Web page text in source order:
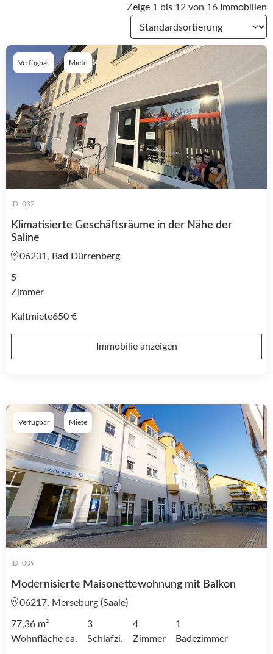
Zeige 1 bis 12 von 16 Immobilien
Verfügbar Miete
ID: 032
Klimatisierte Geschäftsräume in der Nähe der
Saline
06231, Bad Dürrenberg
5
Zimmer
Kaltmiete650 €
Immobilie anzeigen
Verfügbar Miete
ID: 009
Modernisierte Maisonettewohnung mit Balkon
06217, Merseburg (Saale)
77,36 m²
Wohnfläche ca.
3
Schlafzi.
4
Zimmer
1
Badezimmer